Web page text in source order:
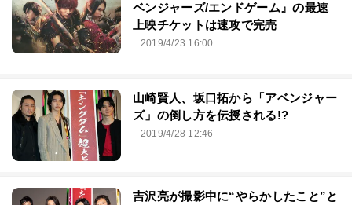
ベンジャーズ/エンドゲーム』の最速
上映チケットは速攻で完売
2019/4/23 16:00
山崎賢人、坂口拓から「アベンジャー
ズ」の倒し方を伝授される!?
2019/4/28 12:46
吉沢亮が撮影中に“やらかしたこと”と